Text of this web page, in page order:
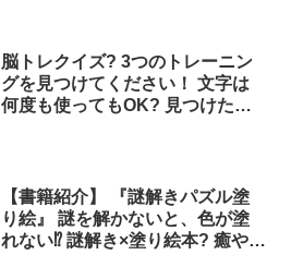
脳トレクイズ? 3つのトレーニン
グを見つけてください！ 文字は
何度も使ってもOK? 見つけた方
【書籍紹介】 『謎解きパズル塗
り絵』 謎を解かないと、色が塗
れない⁉️ 謎解き×塗り絵本? 癒やし